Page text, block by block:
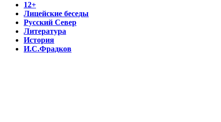
12+
Лицейские беседы
Русский Север
Литература
История
И.С.Фрадков